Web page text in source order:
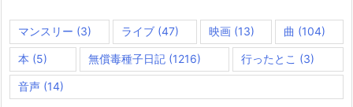
マンスリー (3) ライブ(47) 映画(13) 曲 (104)
本 (5) 無償毒種子日記(1216) 行ったとこ (3)
音声 (14)